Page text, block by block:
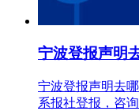
宁波登报声明
宁波登报声明去
系报社登报，咨